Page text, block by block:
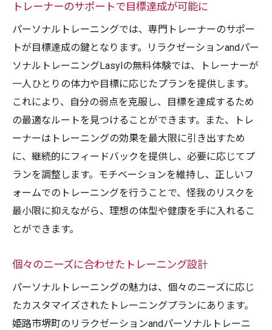
トレーナーのサポートで目標達成が可能に
パーソナルトレーニングでは、専門トレーナーのサポー
トが目標達成の鍵となります。リラクゼーションandパー
ソナルトレーニングLasylの無料体験では、トレーナーが
一人ひとりの体力や目標に応じたプランを提供します。
これにより、自分の弱点を克服し、目標を達成するため
の最適なルートを見つけることができます。また、トレ
ーナーはトレーニングの効果を最大限に引き出すため
に、継続的にフィードバックを提供し、必要に応じてプ
ランを調整します。モチベーションを維持し、正しいフ
ォームでのトレーニングを行うことで、怪我のリスクを
最小限に抑えながら、理想の体型や健康を手に入れるこ
とができます。
個々のニーズに合わせたトレーニング設計
パーソナルトレーニングの魅力は、個々のニーズに応じ
たカスタマイズされたトレーニングプランにあります。
姫路市堺町のリラクゼーションandパーソナルトレーニ